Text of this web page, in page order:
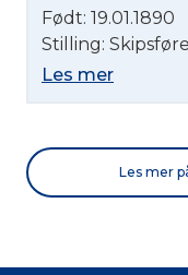
Født: 19.01.1890
Stilling:
Les mer
Les mer